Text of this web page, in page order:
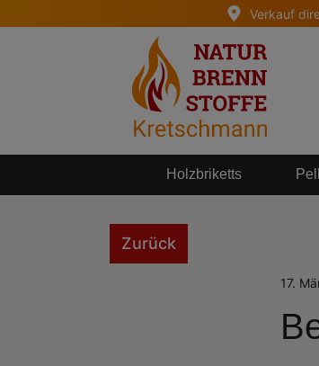
Zur Hauptnavigation springen
Verkauf
Holzbriketts
Zurück
17.